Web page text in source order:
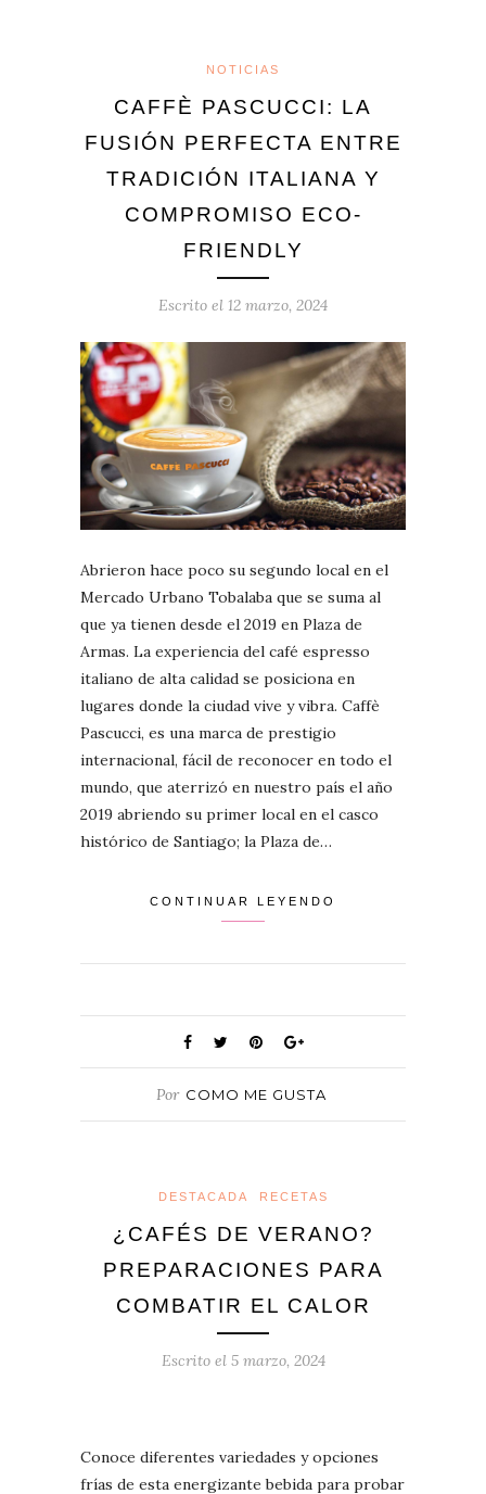
NOTICIAS
CAFFÈ PASCUCCI: LA
FUSIÓN PERFECTA ENTRE
TRADICIÓN ITALIANA Y
COMPROMISO ECO-
FRIENDLY
Escrito el 12 marzo, 2024
Abrieron hace poco su segundo local en el
Mercado Urbano Tobalaba que se suma al
que ya tienen desde el 2019 en Plaza de
Armas. La experiencia del café espresso
italiano de alta calidad se posiciona en
lugares donde la ciudad vive y vibra. Caffè
Pascucci, es una marca de prestigio
internacional, fácil de reconocer en todo el
mundo, que aterrizó en nuestro país el año
2019 abriendo su primer local en el casco
histórico de Santiago; la Plaza de…
CONTINUAR LEYENDO
Por COMO ME GUSTA
DESTACADA RECETAS
¿CAFÉS DE VERANO?
PREPARACIONES PARA
COMBATIR EL CALOR
Escrito el 5 marzo, 2024
Conoce diferentes variedades y opciones
frías de esta energizante bebida para probar